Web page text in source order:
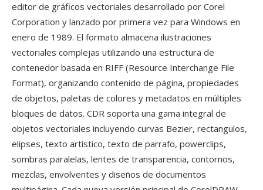
editor de gráficos vectoriales desarrollado por Corel
Corporation y lanzado por primera vez para Windows en
enero de 1989. El formato almacena ilustraciones
vectoriales complejas utilizando una estructura de
contenedor basada en RIFF (Resource Interchange File
Format), organizando contenido de página, propiedades
de objetos, paletas de colores y metadatos en múltiples
bloques de datos. CDR soporta una gama integral de
objetos vectoriales incluyendo curvas Bezier, rectangulos,
elipses, texto artístico, texto de parrafo, powerclips,
sombras paralelas, lentes de transparencia, contornos,
mezclas, envolventes y diseños de documentos